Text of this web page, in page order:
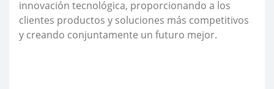
innovación tecnológica, proporcionando a los
clientes productos y soluciones más competitivos
y creando conjuntamente un futuro mejor.